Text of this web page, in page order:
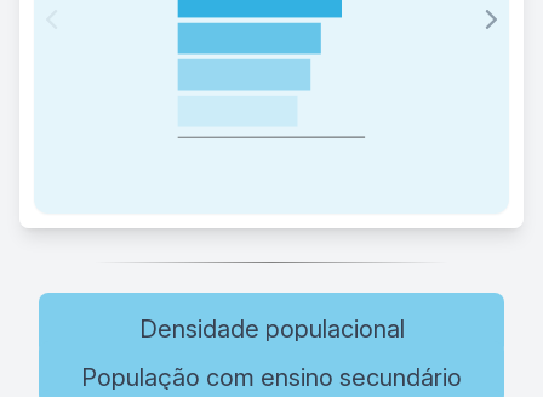
Densidade populacional
População com ensino secundário